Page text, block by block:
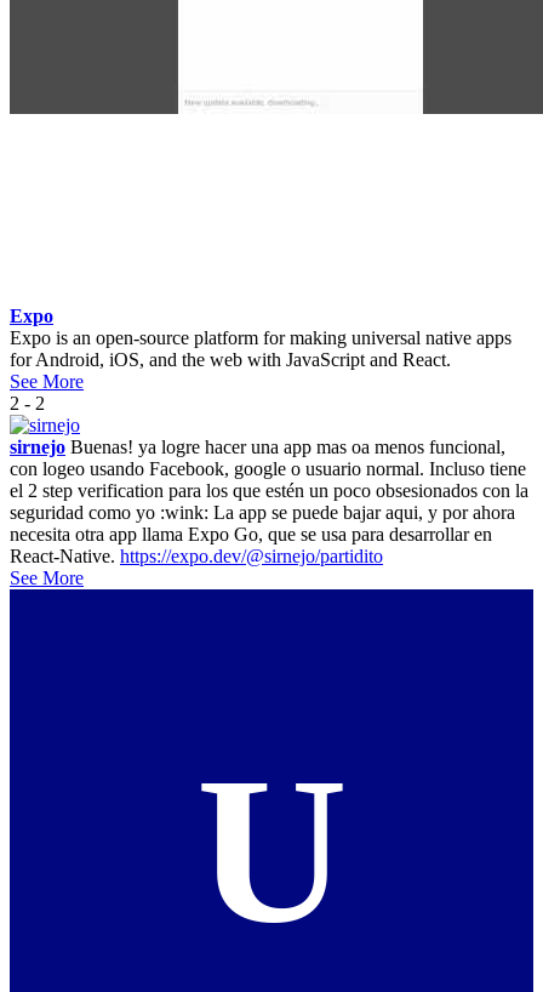
Expo
Expo is an open-source platform for making universal native apps
for Android, iOS, and the web with JavaScript and React.
See More
2 - 2
sirnejo Buenas! ya logre hacer una app mas oa menos funcional,
con logeo usando Facebook, google o usuario normal. Incluso tiene
el 2 step verification para los que estén un poco obsesionados con la
seguridad como yo :wink: La app se puede bajar aqui, y por ahora
necesita otra app llama Expo Go, que se usa para desarrollar en
React-Native. https://expo.dev/@sirnejo/partidito
See More
U